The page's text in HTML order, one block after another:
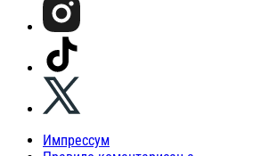
Импрессум